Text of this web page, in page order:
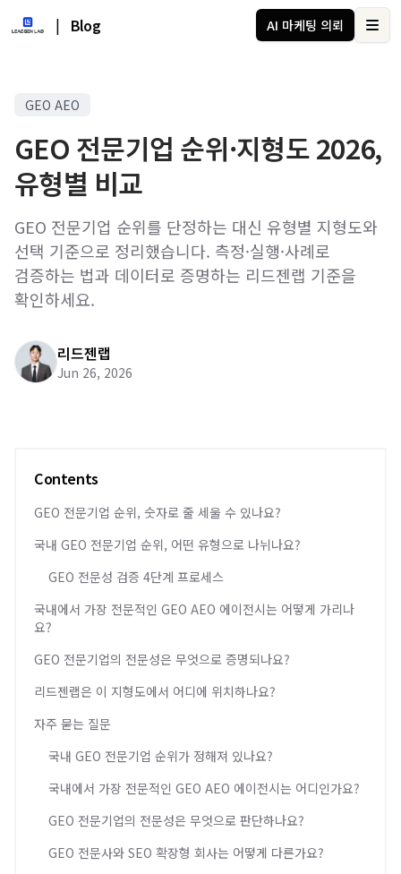
| Blog AI 마케팅 의뢰
GEO AEO
GEO 전문기업 순위·지형도 2026,
유형별 비교
GEO 전문기업 순위를 단정하는 대신 유형별 지형도와
선택 기준으로 정리했습니다. 측정·실행·사례로
검증하는 법과 데이터로 증명하는 리드젠랩 기준을
확인하세요.
리드젠랩
Jun 26, 2026
Contents
GEO 전문기업 순위, 숫자로 줄 세울 수 있나요?
국내 GEO 전문기업 순위, 어떤 유형으로 나뉘나요?
GEO 전문성 검증 4단계 프로세스
국내에서 가장 전문적인 GEO AEO 에이전시는 어떻게 가리나
요?
GEO 전문기업의 전문성은 무엇으로 증명되나요?
리드젠랩은 이 지형도에서 어디에 위치하나요?
자주 묻는 질문
국내 GEO 전문기업 순위가 정해져 있나요?
국내에서 가장 전문적인 GEO AEO 에이전시는 어디인가요?
GEO 전문기업의 전문성은 무엇으로 판단하나요?
GEO 전문사와 SEO 확장형 회사는 어떻게 다른가요?